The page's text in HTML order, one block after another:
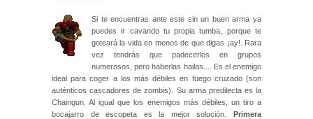
Si te encuentras ante este sin un buen arma ya
puedes ir cavando tu propia tumba, porque te
goteará la vida en menos de que digas ¡ay!. Rara
vez tendrás que padecerlos en grupos
numerosos, pero haberlas hailas.... Es el enemigo
ideal para coger a los más débiles en fuego cruzado (son
auténticos cascadores de zombis). Su arma predilecta es la
Chaingun. Al igual que los enemigos más débiles, un tiro a
bocajarro de escopeta es la mejor solución. Primera